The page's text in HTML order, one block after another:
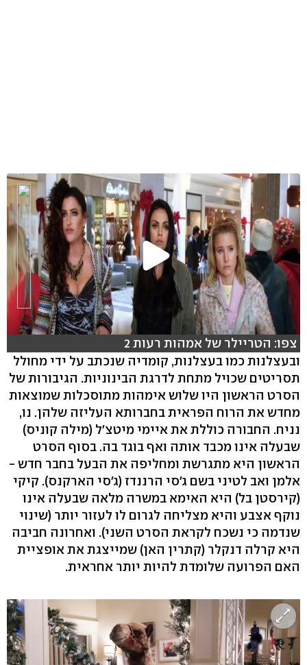
צפו: הטריילר של אמהות רעות 2
ובעצלנות כמו בעצלנות, קומדיה שנכתב על ידי מחולל
תסריטים שכויל מתחת לדרגת הבינוניות. הגיבורות של
הסרט הראשון היו שלוש אימהות מתוסכלות שמוצאות
מחדש את הרוח הפראית בחברותא העליזה שלהן. נו,
נניח. החבורה כוללת את איימי מיטצ'ל (מילה קוניס)
שבעלה אינו מכבד אותה ואף בוגד בה. בסוף הסרט
הראשון היא מתגרשת ומחליפה את הבעל בחבר חדש -
אלמן ואב לטיני בשם ג'סי הרננדז (ג'סי הארקנס). קיקי
(קירסטן בל) היא האימא במשרה מלאה שבעלה אינו
נוקף אצבע והיא מצליחה לגרום לו לעזור יותר (שינוי
שנדמה כי נשכח לקראת הסרט השני). ואחרונה חביבה
היא קרלה דנקלר (קתרין האן) שמייצגת את אופציית
האם הפרועה שלומדת להיות יותר אחראית.